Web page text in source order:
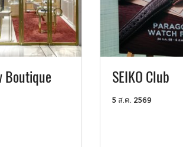
Boutique SEIKO Club
5 ส.ค. 2569